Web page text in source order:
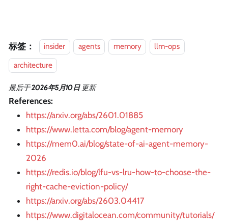
标签： insider agents memory
llm-ops
architecture
最后于2026年5月10日 更新
References:
https://arxiv.org/abs/2601.01885
https://www.letta.com/blog/agent-memory
https://mem0.ai/blog/state-of-ai-agent-memory-
2026
https://redis.io/blog/lfu-vs-lru-how-to-choose-the-
right-cache-eviction-policy/
https://arxiv.org/abs/2603.04417
https://www.digitalocean.com/community/tutorials/